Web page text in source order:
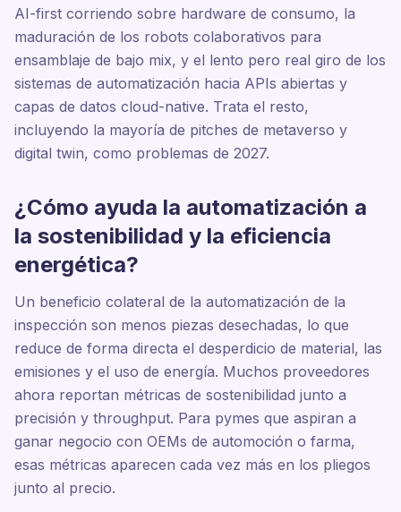
AI-first corriendo sobre hardware de consumo, la
maduración de los robots colaborativos para
ensamblaje de bajo mix, y el lento pero real giro de los
sistemas de automatización hacia APIs abiertas y
capas de datos cloud-native. Trata el resto,
incluyendo la mayoría de pitches de metaverso y
digital twin, como problemas de 2027.
¿Cómo ayuda la automatización a
la sostenibilidad y la eficiencia
energética?
Un beneficio colateral de la automatización de la
inspección son menos piezas desechadas, lo que
reduce de forma directa el desperdicio de material, las
emisiones y el uso de energía. Muchos proveedores
ahora reportan métricas de sostenibilidad junto a
precisión y throughput. Para pymes que aspiran a
ganar negocio con OEMs de automoción o farma,
esas métricas aparecen cada vez más en los pliegos
junto al precio.